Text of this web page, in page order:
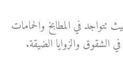
في المطابخ والحمامات
الشقوق والزوايا الضيقة.